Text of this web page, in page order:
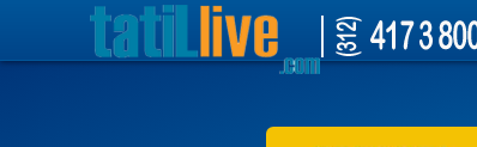
tatil otelleri, hotelleri, antalya, kemer, Lara, side, Bodrum,
uçak bileti, thy, pegasus, ajet, uygun tatil, ucuza